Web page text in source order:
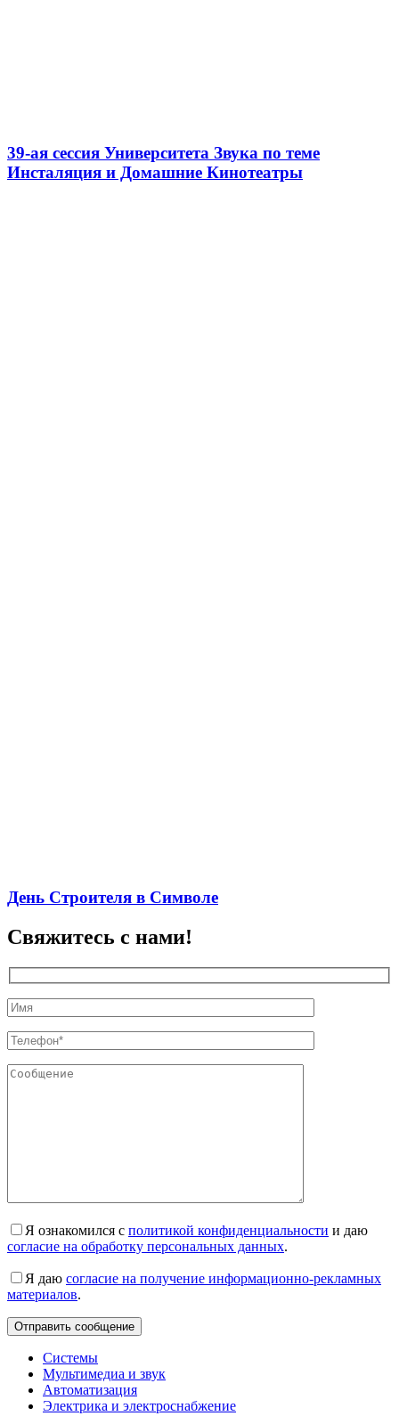
39-ая сессия Университета Звука по теме
Инсталяция и Домашние Кинотеатры
День Строителя в Символе
Свяжитесь с нами!
Я ознакомился с политикой конфиденциальности и даю
согласие на обработку персональных данных.
Я даю согласие на получение информационно-рекламных
материалов.
Системы
Мультимедиа и звук
Автоматизация
Электрика и электроснабжение